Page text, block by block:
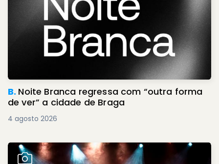
B. Noite Branca regressa com “outra forma
de ver” a cidade de Braga
4 agosto 2026